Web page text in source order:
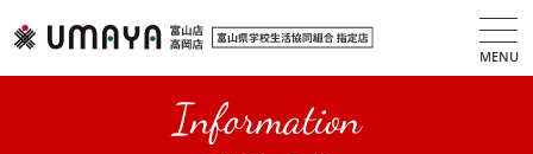
MENU
Information